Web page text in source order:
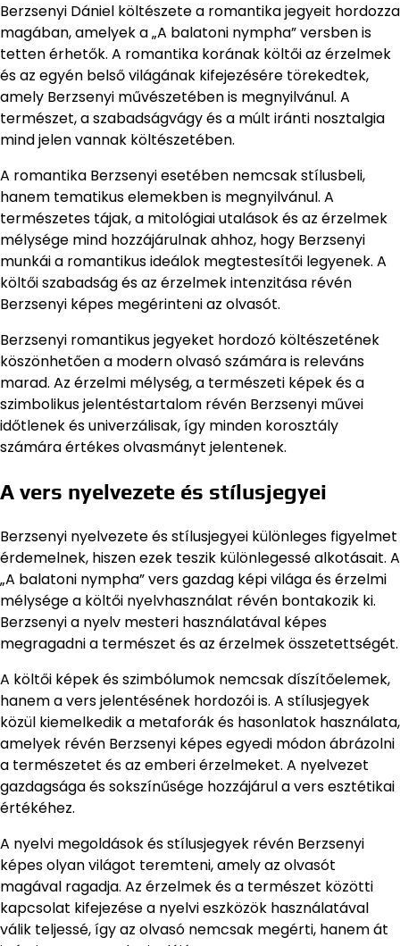
Berzsenyi Dániel költészete a romantika jegyeit hordozza
magában, amelyek a „A balatoni nympha” versben is
tetten érhetők. A romantika korának költői az érzelmek
és az egyén belső világának kifejezésére törekedtek,
amely Berzsenyi művészetében is megnyilvánul. A
természet, a szabadságvágy és a múlt iránti nosztalgia
mind jelen vannak költészetében.
A romantika Berzsenyi esetében nemcsak stílusbeli,
hanem tematikus elemekben is megnyilvánul. A
természetes tájak, a mitológiai utalások és az érzelmek
mélysége mind hozzájárulnak ahhoz, hogy Berzsenyi
munkái a romantikus ideálok megtestesítői legyenek. A
költői szabadság és az érzelmek intenzitása révén
Berzsenyi képes megérinteni az olvasót.
Berzsenyi romantikus jegyeket hordozó költészetének
köszönhetően a modern olvasó számára is releváns
marad. Az érzelmi mélység, a természeti képek és a
szimbolikus jelentéstartalom révén Berzsenyi művei
időtlenek és univerzálisak, így minden korosztály
számára értékes olvasmányt jelentenek.
A vers nyelvezete és stílusjegyei
Berzsenyi nyelvezete és stílusjegyei különleges figyelmet
érdemelnek, hiszen ezek teszik különlegessé alkotásait. A
„A balatoni nympha” vers gazdag képi világa és érzelmi
mélysége a költői nyelvhasználat révén bontakozik ki.
Berzsenyi a nyelv mesteri használatával képes
megragadni a természet és az érzelmek összetettségét.
A költői képek és szimbólumok nemcsak díszítőelemek,
hanem a vers jelentésének hordozói is. A stílusjegyek
közül kiemelkedik a metaforák és hasonlatok használata,
amelyek révén Berzsenyi képes egyedi módon ábrázolni
a természetet és az emberi érzelmeket. A nyelvezet
gazdagsága és sokszínűsége hozzájárul a vers esztétikai
értékéhez.
A nyelvi megoldások és stílusjegyek révén Berzsenyi
képes olyan világot teremteni, amely az olvasót
magával ragadja. Az érzelmek és a természet közötti
kapcsolat kifejezése a nyelvi eszközök használatával
válik teljessé, így az olvasó nemcsak megérti, hanem át